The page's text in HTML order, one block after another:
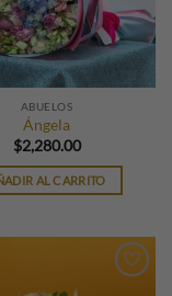
ABUELOS
Ángela
$2,280.00
AL CARRITO